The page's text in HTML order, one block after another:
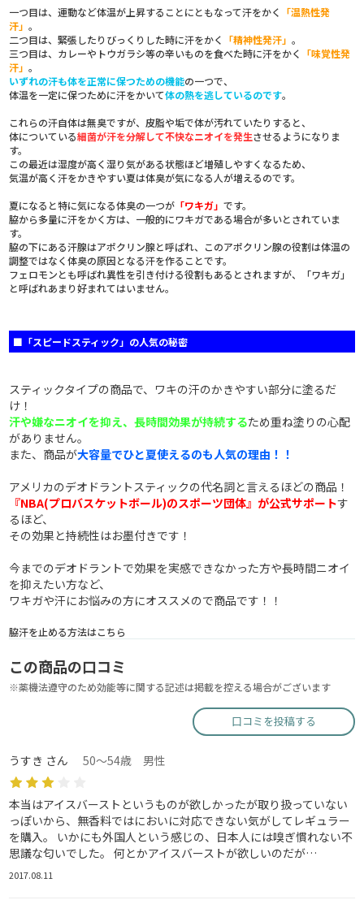
一つ目は、運動など体温が上昇することにともなって汗をかく 「温熱性発
汗」。
二つ目は、緊張したりびっくりした時に汗をかく 「精神性発汗」。
三つ目は、カレーやトウガラシ等の辛いものを食べた時に汗をかく 「味覚性発
汗」。
いずれの汗も体を正常に保つための機能の一つで、
体温を一定に保つために汗をかいて体の熱を逃しているのです。
これらの汗自体は無臭ですが、皮脂や垢で体が汚れていたりすると、
体についている細菌が汗を分解して不快なニオイを発生させるようになりま
す。
この最近は湿度が高く湿り気がある状態ほど増殖しやすくなるため、
気温が高く汗をかきやすい夏は体臭が気になる人が増えるのです。
夏になると特に気になる体臭の一つが 「ワキガ」です。
脇から多量に汗をかく方は、一般的にワキガである場合が多いとされていま
す。
脇の下にある汗腺はアポクリン腺と呼ばれ、このアポクリン腺の役割は体温の
調整ではなく体臭の原因となる汗を作ることです。
フェロモンとも呼ばれ異性を引き付ける役割もあるとされますが、「ワキガ」
と呼ばれあまり好まれてはいません。
■「スピードスティック」の人気の秘密
スティックタイプの商品で、ワキの汗のかきやすい部分に塗るだ
け！
汗や嫌なニオイを抑え、長時間効果が持続するため重ね塗りの心配
がありません。
また、商品が大容量でひと夏使えるのも人気の理由！！
アメリカのデオドラントスティックの代名詞と言えるほどの商品！
『NBA(プロバスケットボール)のスポーツ団体』が公式サポートす
るほど、
その効果と持続性はお墨付きです！
今までのデオドラントで効果を実感できなかった方や長時間ニオイ
を抑えたい方など、
ワキガや汗にお悩みの方にオススメので商品です！！
脇汗を止める方法はこちら
この商品の口コミ
※薬機法遵守のため効能等に関する記述は掲載を控える場合がございます
口コミを投稿する
うすき さん 50～54歳 男性
本当はアイスバーストというものが欲しかったが取り扱っていない
っぽいから、無香料ではにおいに対応できない気がしてレギュラー
を購入。 いかにも外国人という感じの、日本人には嗅ぎ慣れない不
思議な匂いでした。 何とかアイスバーストが欲しいのだが…
2017.08.11